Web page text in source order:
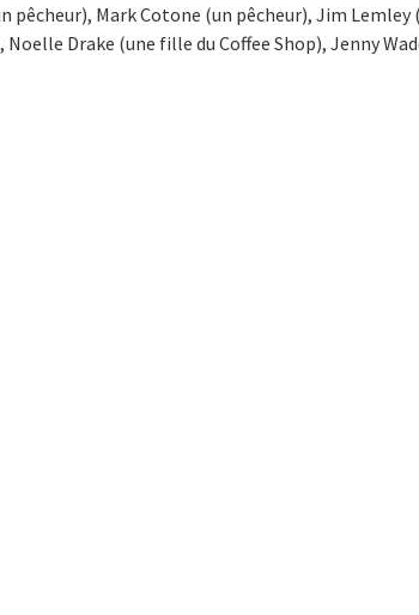
pêcheur), Mark Cotone (un pêcheur), Jim Lemley
Drake (une fille du Coffee Shop), Jenny